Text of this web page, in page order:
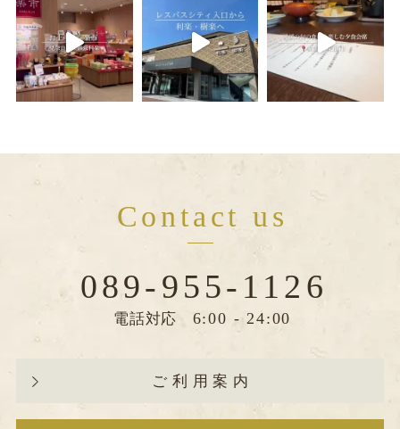
Contact us
089-955-1126
電話対応 6:00 - 24:00
ご利用案内